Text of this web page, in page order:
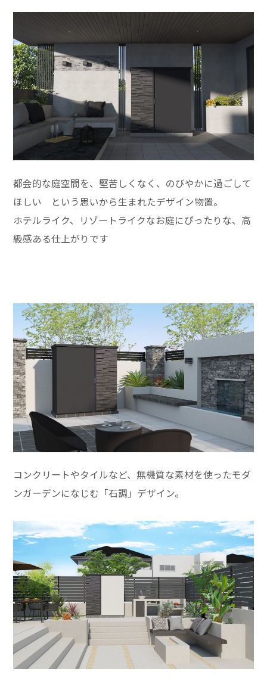
都会的な庭空間を、堅苦しくなく、のびやかに過ごして
ほしい という思いから生まれたデザイン物置。
ホテルライク、リゾートライクなお庭にぴったりな、高
級感ある仕上がりです
コンクリートやタイルなど、無機質な素材を使ったモダ
ンガーデンになじむ「石調」デザイン。